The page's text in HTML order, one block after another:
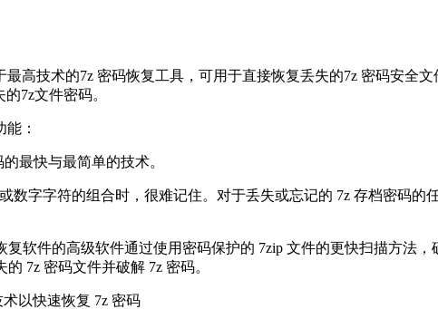
于最高技术的7z 密码恢复工具，可用于直接恢复丢失的7z 密码安
7z文件密码。
能：
最快与最简单的技术。
数字字符的组合时，很难记住。对于丢失或忘记的 7z 存档密码
复软件的高级软件通过使用密码保护的 7zip 文件的更快扫描方法
7z 密码文件并破解 7z 密码。
以快速恢复 7z 密码